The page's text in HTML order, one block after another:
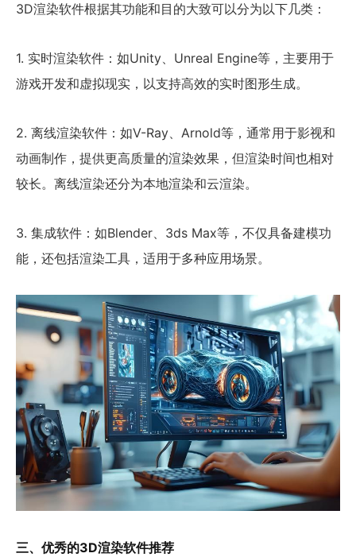
3D渲染软件根据其功能和目的大致可以分为以下几类：
1. 实时渲染软件：如Unity、Unreal Engine等，主要用于
游戏开发和虚拟现实，以支持高效的实时图形生成。
2. 离线渲染软件：如V-Ray、Arnold等，通常用于影视和
动画制作，提供更高质量的渲染效果，但渲染时间也相对
较长。离线渲染还分为本地渲染和云渲染。
3. 集成软件：如Blender、3ds Max等，不仅具备建模功
能，还包括渲染工具，适用于多种应用场景。
三、优秀的3D渲染软件推荐